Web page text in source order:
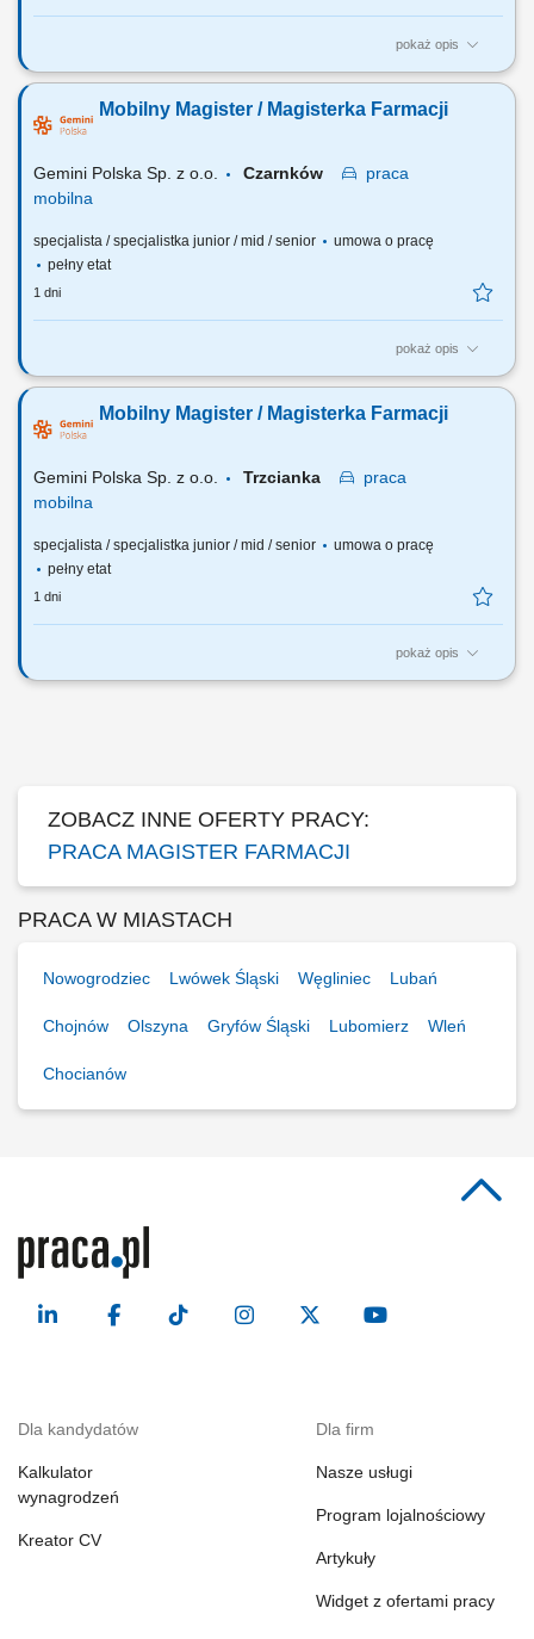
pokaż opis
Czego możesz się spodziewać? dynamiki pracy – z jednej strony
to Ty jesteś ekspertem – wierzymy w Twoją fachową wiedzę, dlatego
każdemu Pacjentowi możesz poświęcić tyle czasu ile potrzebujesz i to
Mobilny Magister / Magisterka Farmacji
Gemini Polska Sp. z o.o. Czarnków
praca
mobilna
specjalista / specjalistka junior / mid / senior
umowa o pracę
pełny etat
1 dni
pokaż opis
Czego możesz się spodziewać? dynamiki pracy – z jednej strony
to Ty jesteś ekspertem – wierzymy w Twoją fachową wiedzę, dlatego
każdemu Pacjentowi możesz poświęcić tyle czasu, ile potrzebujesz i to
Mobilny Magister / Magisterka Farmacji
Gemini Polska Sp. z o.o. Trzcianka
praca
mobilna
specjalista / specjalistka junior / mid / senior
umowa o pracę
pełny etat
1 dni
pokaż opis
Czego możesz się spodziewać? dynamiki pracy – z jednej strony
ZOBACZ INNE OFERTY PRACY:
PRACA MAGISTER FARMACJI
PRACA W MIASTACH
Nowogrodziec Lwówek Śląski Węgliniec Lubań
Chojnów Olszyna Gryfów Śląski Lubomierz Wleń
Chocianów
Dla kandydatów
Kalkulator
wynagrodzeń
Kreator CV
Dla firm
Nasze usługi
Program lojalnościowy
Artykuły
Widget z ofertami pracy